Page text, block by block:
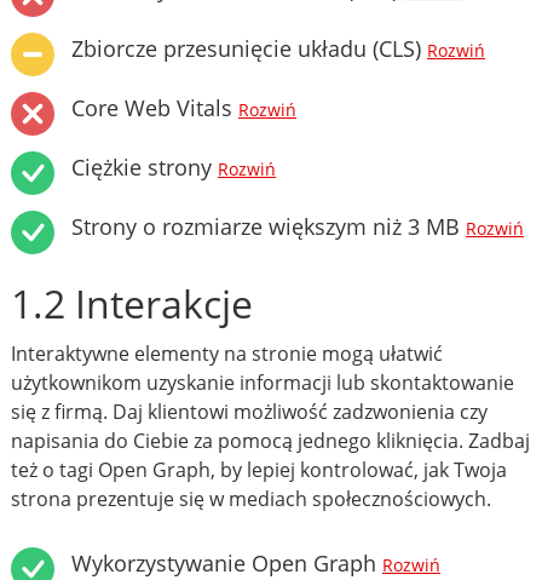
Zbiorcze przesunięcie układu (CLS) Rozwiń
Core Web Vitals Rozwiń
Ciężkie strony Rozwiń
Strony o rozmiarze większym niż 3 MB Rozwiń
1.2 Interakcje
Interaktywne elementy na stronie mogą ułatwić
użytkownikom uzyskanie informacji lub skontaktowanie
się z firmą. Daj klientowi możliwość zadzwonienia czy
napisania do Ciebie za pomocą jednego kliknięcia. Zadbaj
też o tagi Open Graph, by lepiej kontrolować, jak Twoja
strona prezentuje się w mediach społecznościowych.
Wykorzystywanie Open Graph Rozwiń